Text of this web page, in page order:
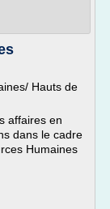
Hauts de
affaires en
dans le cadre
Humaines